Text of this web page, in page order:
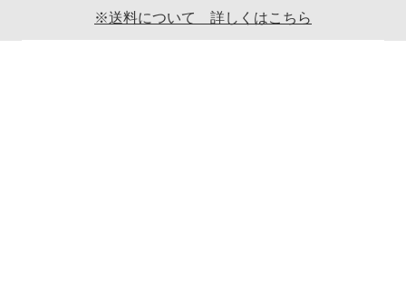
※送料について 詳しくはこちら